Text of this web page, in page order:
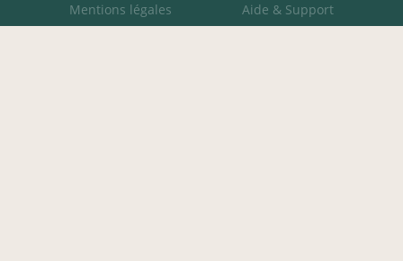
Mentions légales Aide & Support